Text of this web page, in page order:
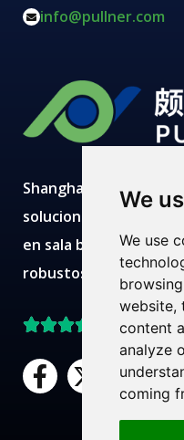
We
We use
website,
content
analyze
coming
Shanghai Pullner
soluciones avanzadas
en sala blanca,
robustos y equipos
Mejor
F
a
L
i
n
info@pullner.com